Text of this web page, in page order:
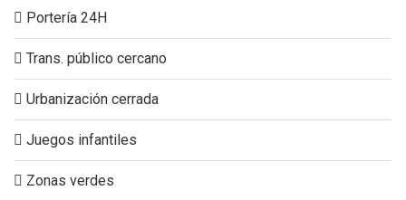
Portería 24H
Trans. público cercano
Urbanización cerrada
Juegos infantiles
Zonas verdes